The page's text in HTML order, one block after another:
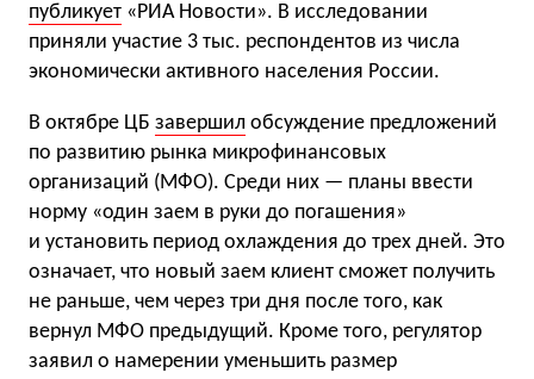
публикует «РИА Новости». В исследовании
приняли участие 3 тыс. респондентов из числа
экономически активного населения России.
В октябре ЦБ завершил обсуждение предложений
по развитию рынка микрофинансовых
организаций (МФО). Среди них — планы ввести
норму «один заем в руки до погашения»
и установить период охлаждения до трех дней. Это
означает, что новый заем клиент сможет получить
не раньше, чем через три дня после того, как
вернул МФО предыдущий. Кроме того, регулятор
заявил о намерении уменьшить размер